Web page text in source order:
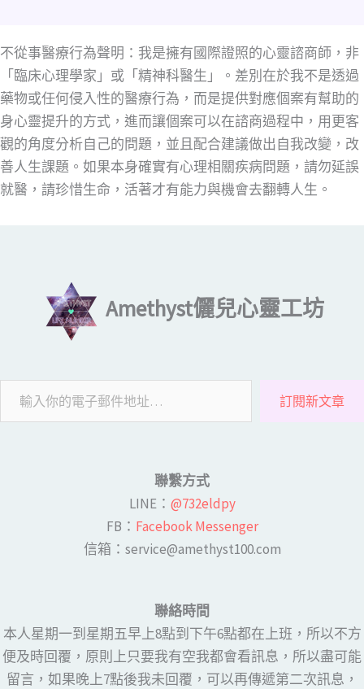
不從事醫療行為聲明：我是擁有國際證照的心靈諮商師，非
「臨床心理學家」或「精神科醫生」。差別在於我不是透過
藥物或任何侵入性的醫療行為，而是提供對應個案有幫助的
身心靈提升的方式，進而讓個案可以在諮商過程中，用更客
觀的角度分析自己的問題，並且配合建議做出自我改變，改
善人生課題。如果本身確實有心理相關疾病問題，請勿延誤
就醫，請珍惜生命，活著才有能力與機會去翻轉人生。
Amethyst儷兒心靈工坊
訂閱新文章
聯繫方式
LINE​： @732eldpy
FB：​ Facebook Messenger
​​信箱：service@amethyst100.com
聯絡時間
本人星期一到星期五早上8點到下午6點都在上班，所以不方
便及時回覆，原則上只要我有空我都會看訊息，所以盡可能
留言，如果晚上7點後我未回覆，可以再傳遞第二次訊息，